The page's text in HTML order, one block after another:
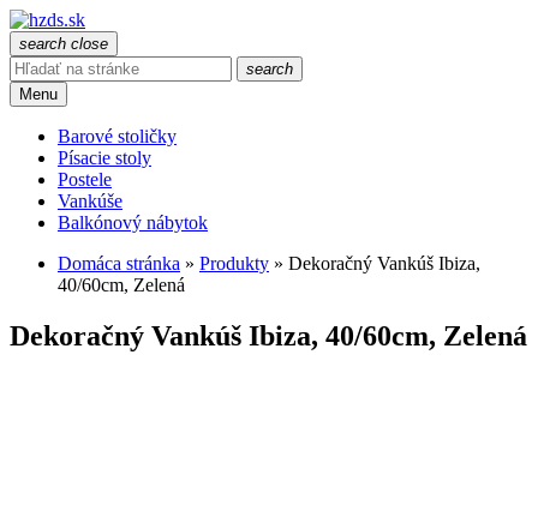
search close
search
Menu
Barové stoličky
Písacie stoly
Postele
Vankúše
Balkónový nábytok
Domáca stránka » Produkty » Dekoračný Vankúš Ibiza,
40/60cm, Zelená
Dekoračný Vankúš Ibiza, 40/60cm, Zelená